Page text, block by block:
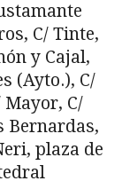
C/ Tinte,
y Cajal,
(Ayto.), C/
Mayor, C/
Bernardas,
plaza de